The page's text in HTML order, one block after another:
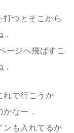
つとそこから
ージへ飛ばすこ
れで行こうか
なー．
ンも入れてるか